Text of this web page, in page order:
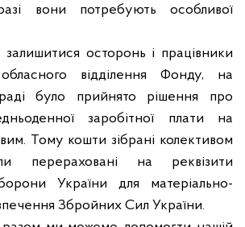
вони потребують особливої
осторонь і працівники
обласного відділення Фонду, на
було прийнято рішення про
заробітної плати на
Тому кошти зібрані колективом
перераховані на реквізити
України для матеріально-
Збройних Сил України.